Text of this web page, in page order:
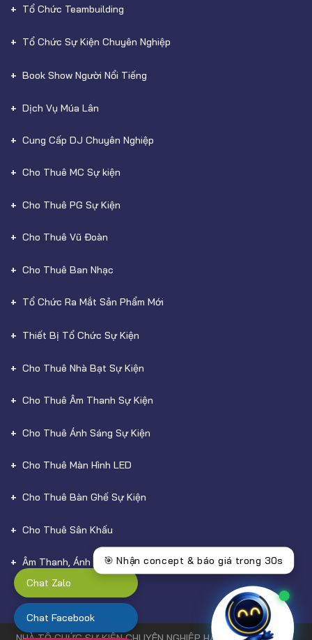
Tổ Chức Teambuilding
Tổ Chức Sự Kiện Chuyên Nghiệp
Book Show Người Nổi Tiếng
Dịch Vụ Múa Lân
Cung Cấp DJ Chuyên Nghiệp
Cho Thuê MC Sự kiện
Cho Thuê PG Sự Kiện
Cho Thuê Vũ Đoàn
Cho Thuê Ban Nhạc
Tổ Chức Ra Mắt Sản Phẩm Mới
Thiết Bị Tổ Chức Sự Kiện
Cho Thuê Nhà Bạt Sự Kiện
Cho Thuê Âm Thanh Sự Kiện
Cho Thuê Ánh Sáng Sự Kiện
Cho Thuê Màn Hình LED
Cho Thuê Bàn Ghế Sự Kiện
Cho Thuê Sân Khấu
Âm Thanh, Ánh Sáng
Chat Zalo
Chat Facebook